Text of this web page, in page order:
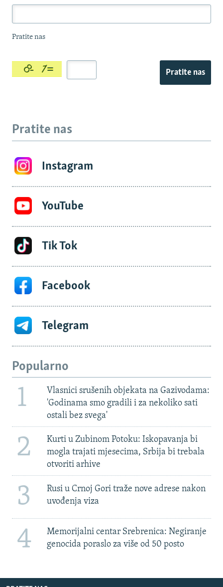
Pratite nas
Pratite nas
Pratite nas
Instagram
YouTube
Tik Tok
Facebook
Telegram
Popularno
1
Vlasnici srušenih objekata na Gazivodama:
'Godinama smo gradili i za nekoliko sati
ostali bez svega'
2
Kurti u Zubinom Potoku: Iskopavanja bi
mogla trajati mjesecima, Srbija bi trebala
otvoriti arhive
3
Rusi u Crnoj Gori traže nove adrese nakon
uvođenja viza
4
Memorijalni centar Srebrenica: Negiranje
genocida poraslo za više od 50 posto